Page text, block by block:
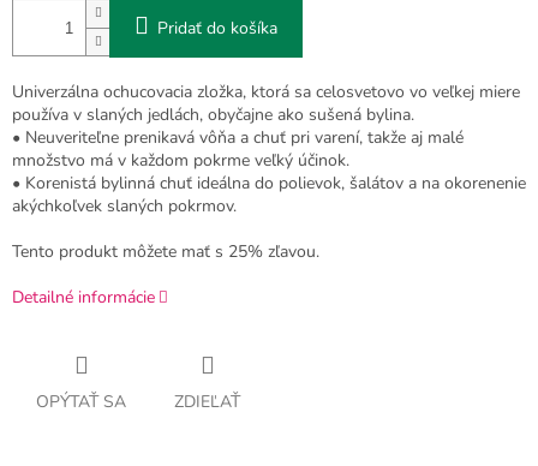
Pridať do košíka
Univerzálna ochucovacia zložka, ktorá sa celosvetovo vo veľkej miere
používa v slaných jedlách, obyčajne ako sušená bylina.
• Neuveriteľne prenikavá vôňa a chuť pri varení, takže aj malé
množstvo má v každom pokrme veľký účinok.
• Korenistá bylinná chuť ideálna do polievok, šalátov a na okorenenie
akýchkoľvek slaných pokrmov.
Tento produkt môžete mať s 25% zľavou.
Detailné informácie
OPÝTAŤ SA ZDIEĽAŤ